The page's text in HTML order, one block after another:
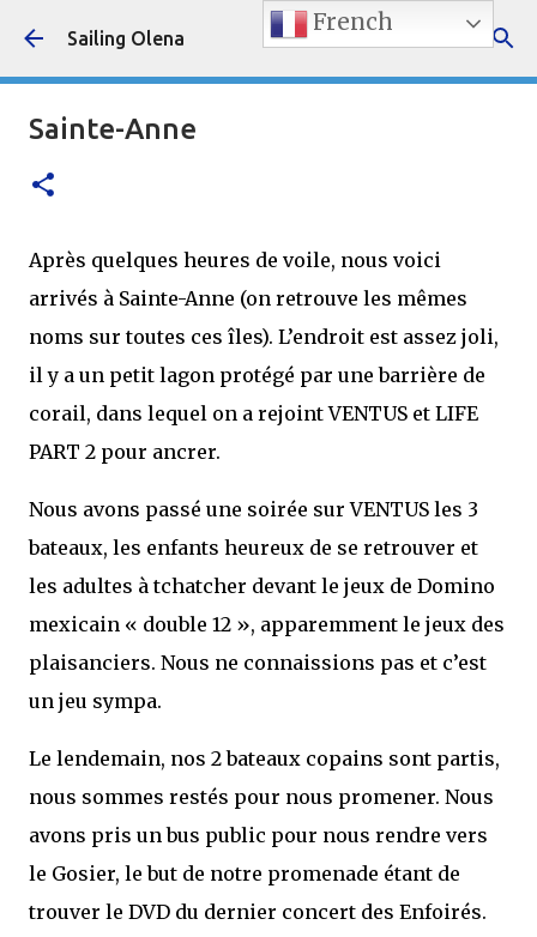
Accéder au contenu principal
Sailing Olena
Sainte-Anne
Après quelques heures de voile, nous voici
arrivés à Sainte-Anne (on retrouve les mêmes
noms sur toutes ces îles). L’endroit est assez joli,
il y a un petit lagon protégé par une barrière de
corail, dans lequel on a rejoint VENTUS et LIFE
PART 2 pour ancrer.
Nous avons passé une soirée sur VENTUS les 3
bateaux, les enfants heureux de se retrouver et
les adultes à tchatcher devant le jeux de Domino
mexicain « double 12 », apparemment le jeux des
plaisanciers. Nous ne connaissions pas et c’est
un jeu sympa.
Le lendemain, nos 2 bateaux copains sont partis,
nous sommes restés pour nous promener. Nous
avons pris un bus public pour nous rendre vers
le Gosier, le but de notre promenade étant de
trouver le DVD du dernier concert des Enfoirés.
French